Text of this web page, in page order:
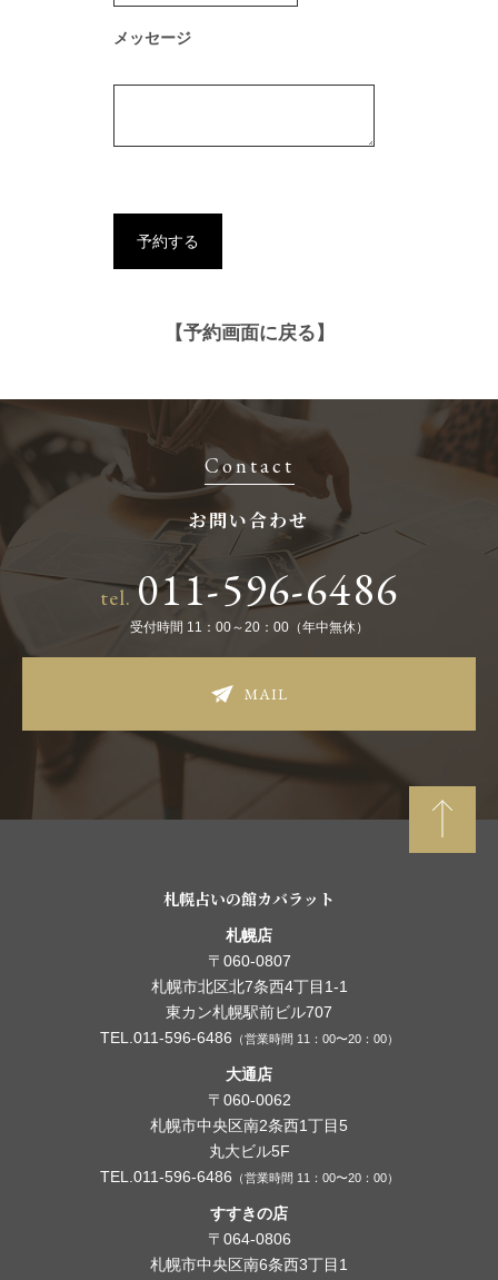
メッセージ
【予約画面に戻る】
Contact
お問い合わせ
tel.011-596-6486
受付時間 11：00～20：00（年中無休）
MAIL
札幌占いの館カバラット
札幌店
〒060-0807
札幌市北区北7条西4丁目1-1
東カン札幌駅前ビル707
TEL.011-596-6486 （営業時間 11：00〜20：00）
大通店
〒060-0062
札幌市中央区南2条西1丁目5
丸大ビル5F
TEL.011-596-6486 （営業時間 11：00〜20：00）
すすきの店
〒064-0806
札幌市中央区南6条西3丁目1